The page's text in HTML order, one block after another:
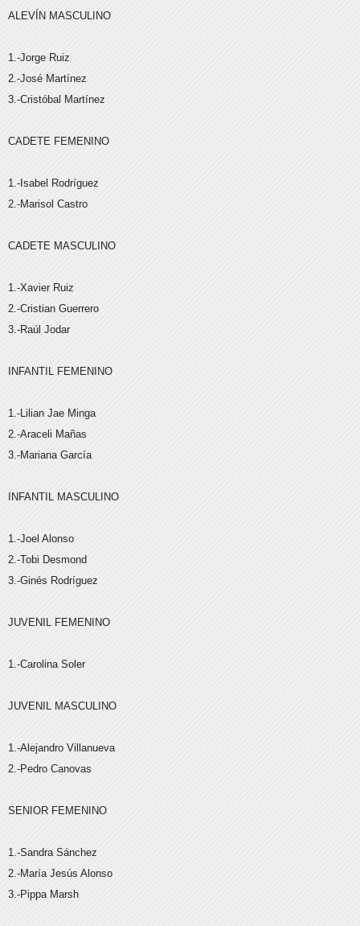
ALEVÍN MASCULINO
1.-Jorge Ruiz
2.-José Martínez
3.-Cristóbal Martínez
CADETE FEMENINO
1.-Isabel Rodríguez
2.-Marisol Castro
CADETE MASCULINO
1.-Xavier Ruiz
2.-Cristian Guerrero
3.-Raúl Jodar
INFANTIL FEMENINO
1.-Lilian Jae Minga
2.-Araceli Mañas
3.-Mariana García
INFANTIL MASCULINO
1.-Joel Alonso
2.-Tobi Desmond
3.-Ginés Rodríguez
JUVENIL FEMENINO
1.-Carolina Soler
JUVENIL MASCULINO
1.-Alejandro Villanueva
2.-Pedro Canovas
SENIOR FEMENINO
1.-Sandra Sánchez
2.-María Jesús Alonso
3.-Pippa Marsh